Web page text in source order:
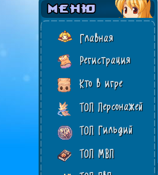
Главная
Регистрация
Кто в игре
ТОП Персонажей
ТОП Гильдий
ТОП МВП